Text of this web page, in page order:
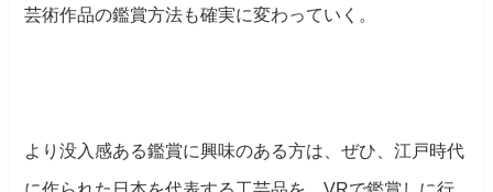
芸術作品の鑑賞方法も確実に変わっていく。
より没入感ある鑑賞に興味のある方は、ぜひ、江戸時代